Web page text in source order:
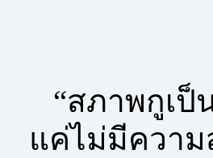
“สภาพกูเป็
แค่ไม่มีความ